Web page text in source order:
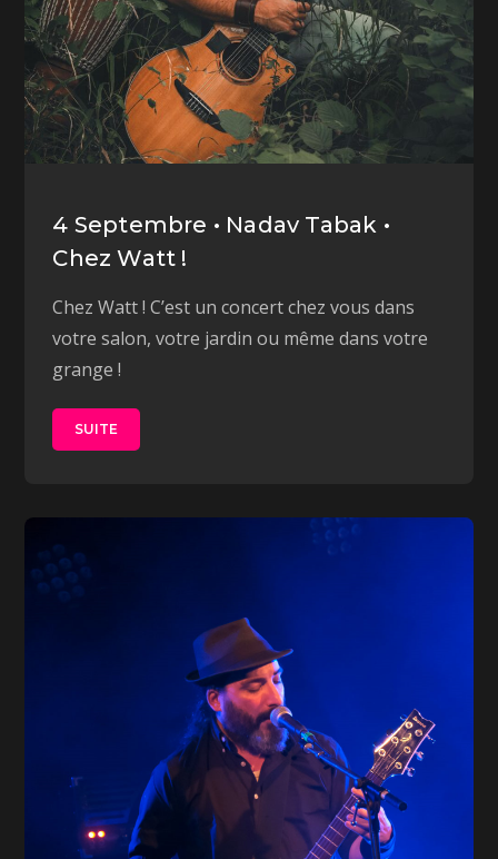
4 Septembre • Nadav Tabak •
Chez Watt !
Chez Watt ! C’est un concert chez vous dans
votre salon, votre jardin ou même dans votre
grange !
SUITE